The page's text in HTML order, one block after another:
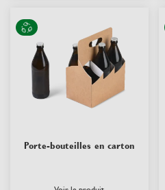
Porte-bouteilles en carton